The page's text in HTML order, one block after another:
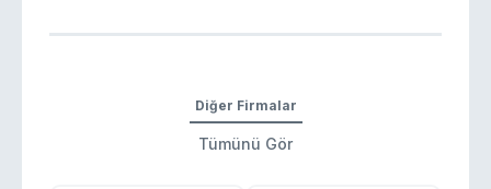
Diğer Firmalar
Tümünü Gör